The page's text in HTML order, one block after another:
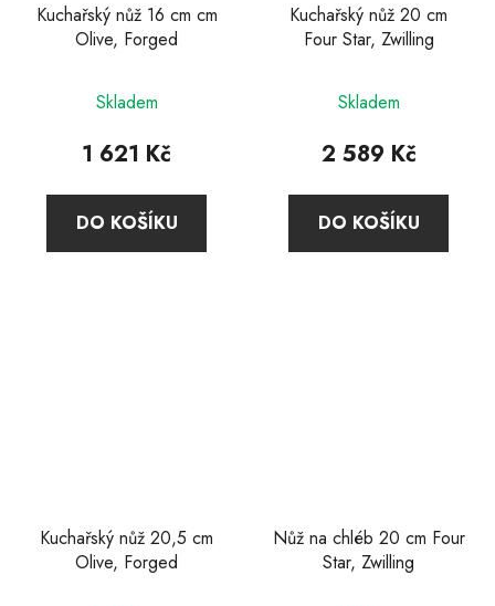
Kuchařský nůž 16 cm cm
Olive, Forged
Skladem
1 621 Kč
DO KOŠÍKU
Kuchařský nůž 20 cm
Four Star, Zwilling
hodnocení
produktu
5,0
z
Skladem
2 589 Kč
DO KOŠÍKU
Kuchařský nůž 20,5 cm
Olive, Forged
Nůž na chléb 20 cm Four
Star, Zwilling